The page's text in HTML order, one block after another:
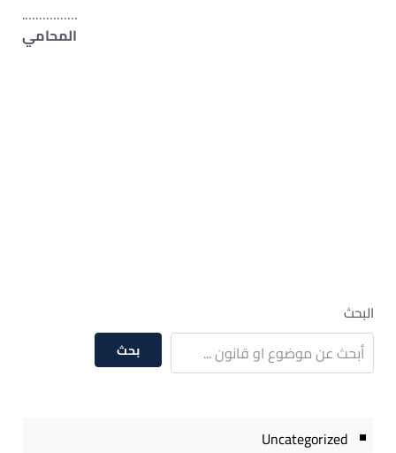
…………….
المحامي
البحث
بحث
Uncategorized